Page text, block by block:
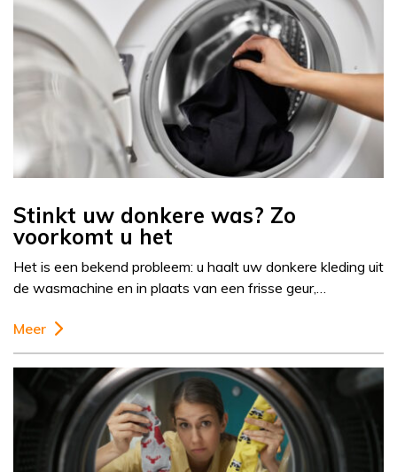
Stinkt uw donkere was? Zo
voorkomt u het
Het is een bekend probleem: u haalt uw donkere kleding uit
de wasmachine en in plaats van een frisse geur,…
Meer